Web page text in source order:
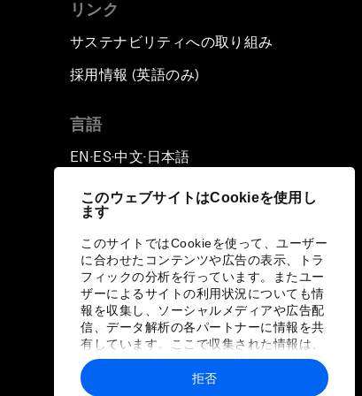
このウェブサイトはCookieを使用し
ます
このサイトではCookieを使って、ユーザー
に合わせたコンテンツや広告の表示、トラ
フィックの分析を行っています。またユー
ザーによるサイトの利用状況についても情
報を収集し、ソーシャルメディアや広告配
信、データ解析の各パートナーに情報を共
有しています。ここで収集された情報は、
ユーザーが各パートナーに提供した他の情
報や各パートナーのサービスを使用した際
拒否
リンク
サステナビリティへの取り組み
採用情報 (英語のみ)
言語
EN ▪ ES▪中文▪ 日本語